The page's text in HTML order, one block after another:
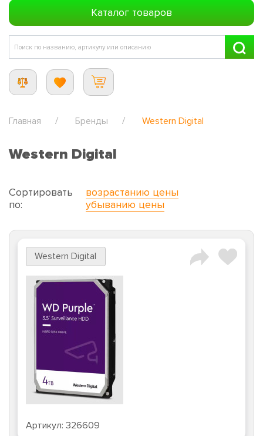
Каталог товаров
Главная Бренды Western Digital
Western Digital
Сортировать
по:
возрастанию цены
убыванию цены
Western Digital
Артикул: 326609